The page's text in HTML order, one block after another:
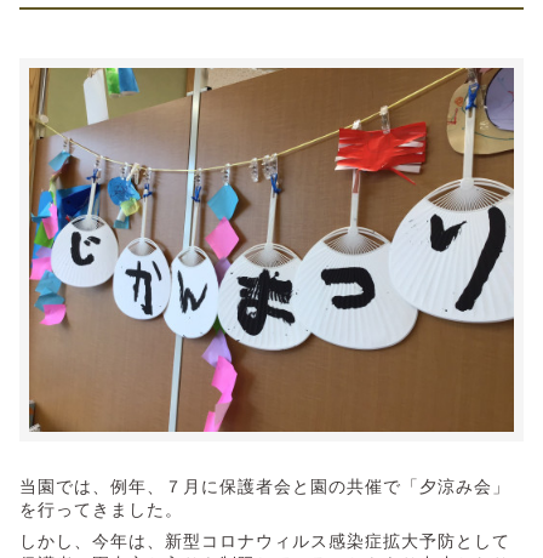
当園では、例年、７月に保護者会と園の共催で「夕涼み会」
を行ってきました。
しかし、今年は、新型コロナウィルス感染症拡大予防として